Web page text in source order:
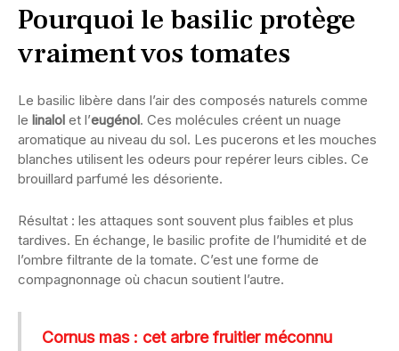
Pourquoi le basilic protège
vraiment vos tomates
Le basilic libère dans l’air des composés naturels comme
le linalol et l’eugénol. Ces molécules créent un nuage
aromatique au niveau du sol. Les pucerons et les mouches
blanches utilisent les odeurs pour repérer leurs cibles. Ce
brouillard parfumé les désoriente.
Résultat : les attaques sont souvent plus faibles et plus
tardives. En échange, le basilic profite de l’humidité et de
l’ombre filtrante de la tomate. C’est une forme de
compagnonnage où chacun soutient l’autre.
Cornus mas : cet arbre fruitier méconnu